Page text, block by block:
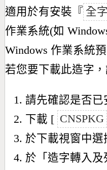
適用於有安裝『 全
作業系統(如
Windows 作業系統
若您要下載此造字
請先確認是否已
下載 [ CNSPKG
於下載視窗中選
於「造字轉入